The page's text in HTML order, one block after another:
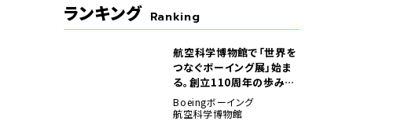
ランキング Ranking
航空科学博物館で「世界を
つなぐボーイング展」始ま
る。創立110周年の歩みを
貴重な資料でたどる
Boeingボーイング
航空科学博物館